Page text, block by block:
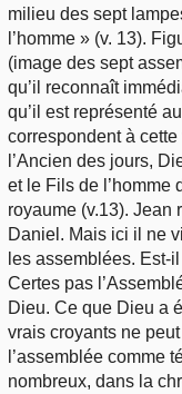
milieu des sept
l’homme » (v. 13).
(image des sept
qu’il reconnaît
qu’il est représenté
correspondent à
l’Ancien des jours,
et le Fils de l’homme
royaume (v.13). Jean
Daniel. Mais ici il ne
les assemblées. Est-
Certes pas
Dieu. Ce que Dieu a
vrais croyants ne
l’assemblée comme
nombreux, dans la